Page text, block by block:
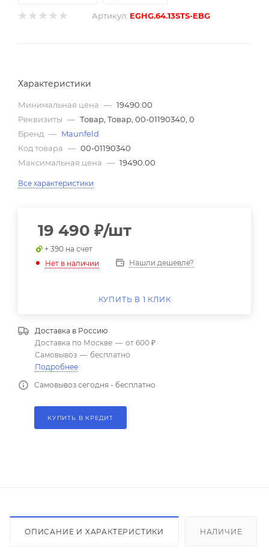
Артикул: EGHG.64.13STS-EBG
Характеристики
Минимальная цена — 19490.00
Реквизиты — Товар, Товар, 00-01190340, 0
Бренд — Maunfeld
Код товара — 00-01190340
Максимальная цена — 19490.00
Все характеристики
19 490 ₽/шт
+ 390 на счет
Нет в наличии
Нашли дешевле?
КУПИТЬ В 1 КЛИК
Доставка в Россию
Доставка по Москве — от 600 ₽
Самовывоз — бесплатно
Подробнее
Самовывоз сегодня - бесплатно
КУПИТЬ В КРЕДИТ
ОПИСАНИЕ И ХАРАКТЕРИСТИКИ НАЛИЧИЕ